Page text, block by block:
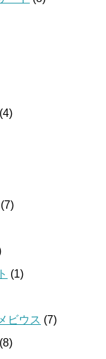
(4)
(7)
(1)
ビウス (7)
(8)